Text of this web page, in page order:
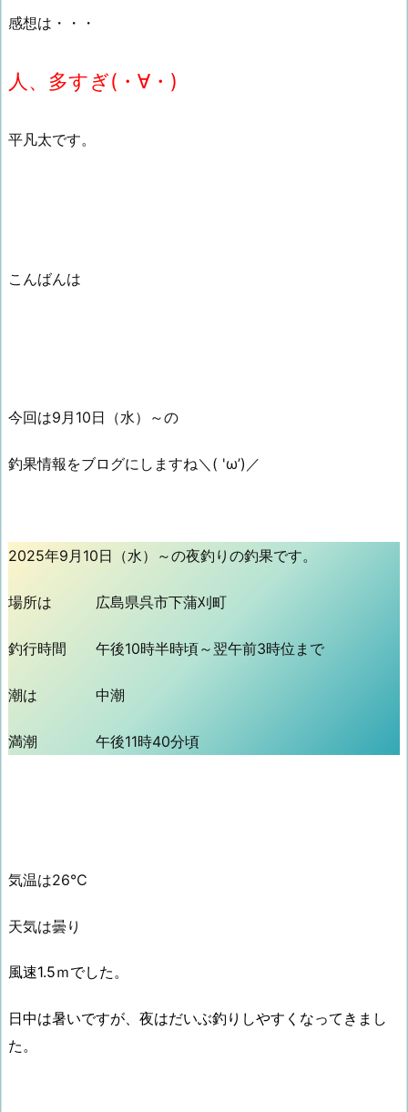
感想は・・・
人、多すぎ(・∀・)
平凡太です。
こんばんは
今回は9月10日（水）～の
釣果情報をブログにしますね＼( 'ω’)／
2025年9月10日（水）～の夜釣りの釣果です。
場所は 広島県呉市下蒲刈町
釣行時間 午後10時半時頃～翌午前3時位まで
潮は 中潮
満潮 午後11時40分頃
気温は26℃
天気は曇り
風速1.5ｍでした。
日中は暑いですが、夜はだいぶ釣りしやすくなってきまし
た。